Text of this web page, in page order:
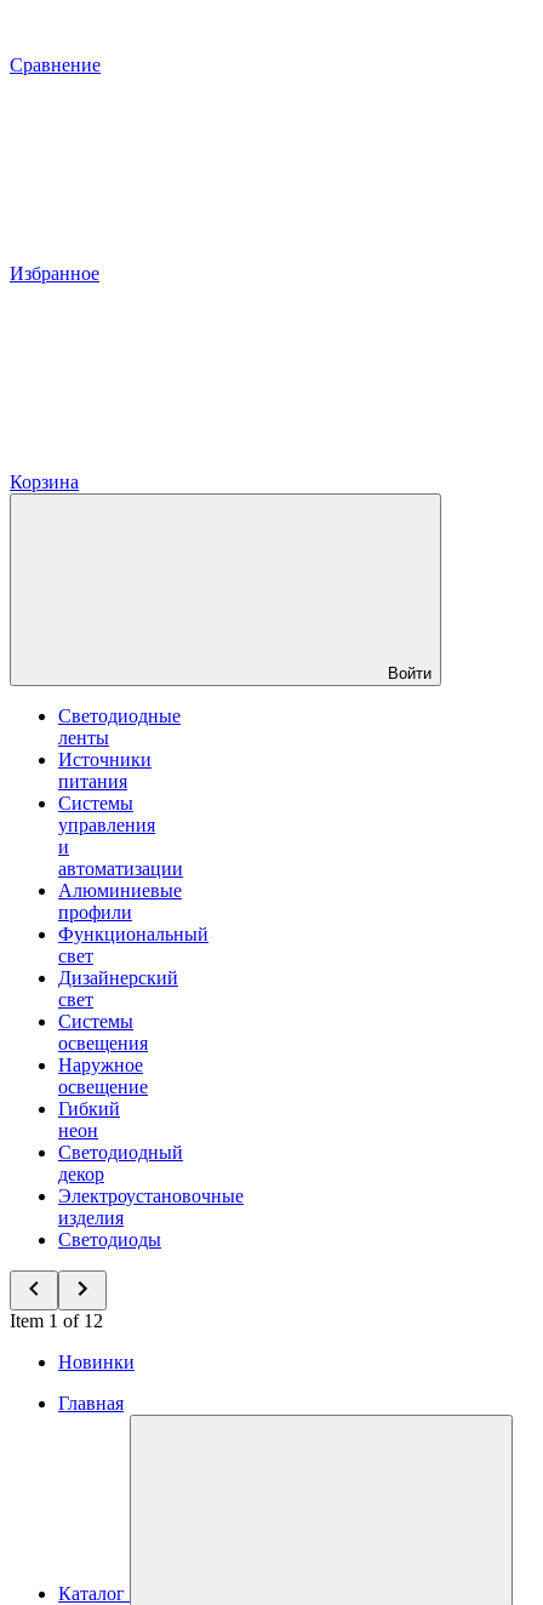
Сравнение
Избранное
Корзина
Войти
Светодиодные
ленты
Источники
питания
Системы
управления
и
автоматизации
Алюминиевые
профили
Функциональный
свет
Дизайнерский
свет
Системы
освещения
Наружное
освещение
Гибкий
неон
Светодиодный
декор
Электроустановочные
изделия
Светодиоды
Item 1 of 12
Новинки
Главная
Каталог